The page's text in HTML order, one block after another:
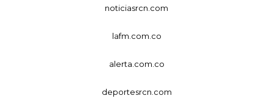
noticiasrcn.com
lafm.com.co
alerta.com.co
deportesrcn.com